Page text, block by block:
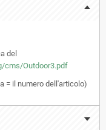
del
cms/Outdoor3.pdf
= il numero dell'articolo)